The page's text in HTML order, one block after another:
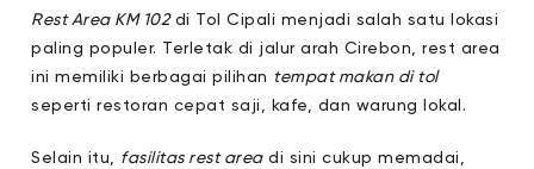
Rest Area KM 102di Tol Cipali menjadi salah satu lokasi
paling populer. Terletak di jalur arah Cirebon, rest area
ini memiliki berbagai pilihan tempat makan di tol
seperti restoran cepat saji, kafe, dan warung lokal.
Selain itu, fasilitas rest areadi sini cukup memadai,